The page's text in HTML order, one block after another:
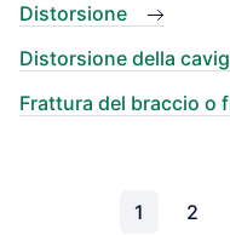
Distorsione
Distorsione della
Frattura del braccio o
1 2